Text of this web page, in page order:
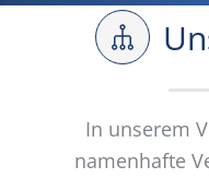
In unserem
namenhafte